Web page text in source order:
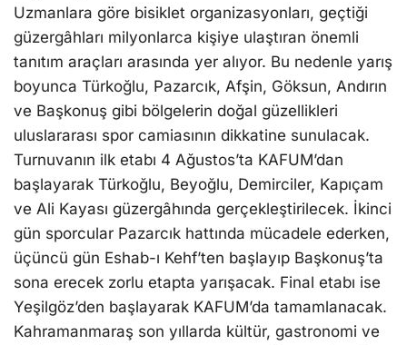
Uzmanlara göre bisiklet organizasyonları, geçtiği
güzergâhları milyonlarca kişiye ulaştıran önemli
tanıtım araçları arasında yer alıyor. Bu nedenle yarış
boyunca Türkoğlu, Pazarcık, Afşin, Göksun, Andırın
ve Başkonuş gibi bölgelerin doğal güzellikleri
uluslararası spor camiasının dikkatine sunulacak.
Turnuvanın ilk etabı 4 Ağustos’ta KAFUM’dan
başlayarak Türkoğlu, Beyoğlu, Demirciler, Kapıçam
ve Ali Kayası güzergâhında gerçekleştirilecek. İkinci
gün sporcular Pazarcık hattında mücadele ederken,
üçüncü gün Eshab-ı Kehf’ten başlayıp Başkonuş’ta
sona erecek zorlu etapta yarışacak. Final etabı ise
Yeşilgöz’den başlayarak KAFUM’da tamamlanacak.
Kahramanmaraş son yıllarda kültür, gastronomi ve